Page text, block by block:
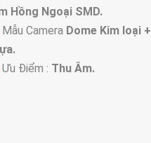
Hồng Ngoại SMD.
Camera Dome Kim loại +
Điểm : Thu Âm.